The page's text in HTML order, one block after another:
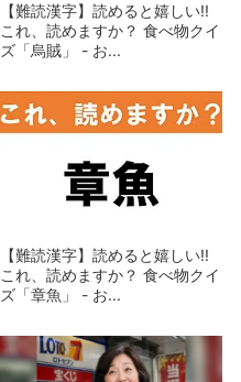
【難読漢字】読めると嬉しい!!
これ、読めますか？ 食べ物クイ
ズ「烏賊」 - お...
【難読漢字】読めると嬉しい!!
これ、読めますか？ 食べ物クイ
ズ「章魚」 - お...